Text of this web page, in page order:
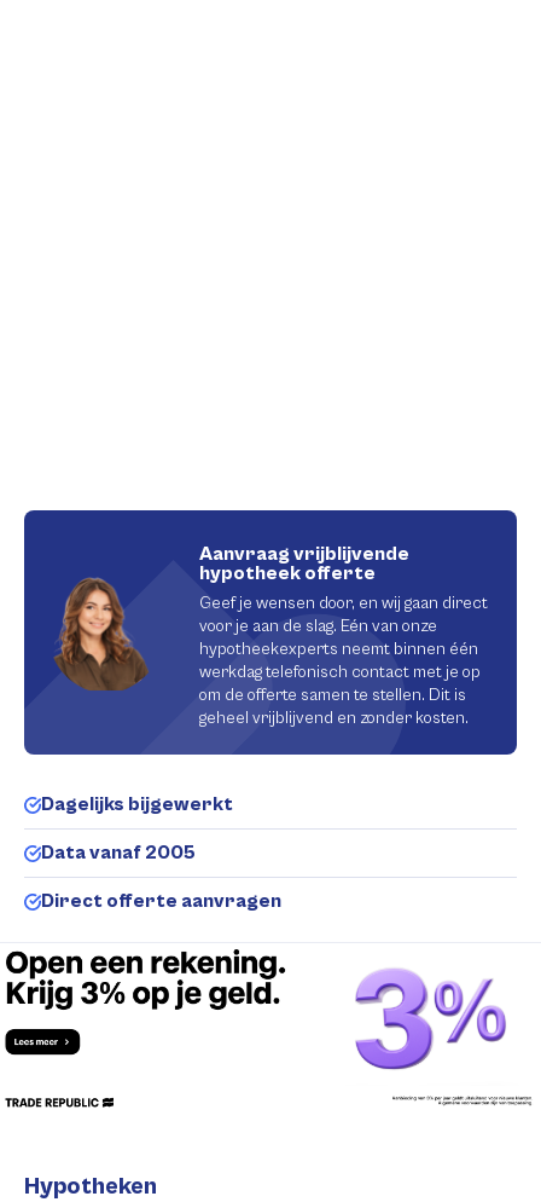
Aanvraag vrijblijvende
hypotheek offerte
Geef je wensen door, en wij gaan direct
voor je aan de slag. Eén van onze
hypotheekexperts neemt binnen één
werkdag telefonisch contact met je op
om de offerte samen te stellen. Dit is
geheel vrijblijvend en zonder kosten.
Dagelijks bijgewerkt
Data vanaf 2005
Direct offerte aanvragen
Hypotheken